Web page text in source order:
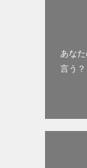
あな
言う？